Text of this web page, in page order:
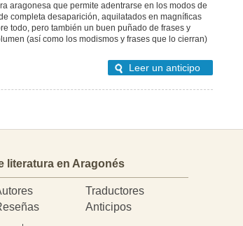
aragonesa que permite adentrarse en los modos de
completa desaparición, aquilatados en magníficas
todo, pero también un buen puñado de frases y
(así como los modismos y frases que lo cierran)
Leer un anticipo
literatura en Aragonés
Traductores
Anticipos